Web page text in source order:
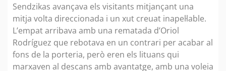
Sendzikas avançava els visitants mitjançant una
mitja volta direccionada i un xut creuat inapel·lable.
L’empat arribava amb una rematada d’Oriol
Rodríguez que rebotava en un contrari per acabar al
fons de la porteria, però eren els lituans qui
marxaven al descans amb avantatge, amb una voleia